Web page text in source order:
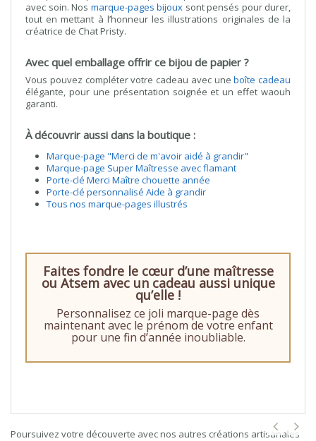
avec soin. Nos marque-pages bijoux sont pensés pour durer,
tout en mettant à l’honneur les illustrations originales de la
créatrice de Chat Pristy.
Avec quel emballage offrir ce bijou de papier ?
Vous pouvez compléter votre cadeau avec uneboîte cadeau
élégante, pour une présentation soignée et un effet waouh
garanti.
À découvrir aussi dans la boutique :
Marque-page "Merci de m'avoir aidé à grandir"
Marque-page Super Maîtresse avec flamant
Porte-clé Merci Maître chouette année
Porte-clé personnalisé Aide à grandir
Tous nos marque-pages illustrés
Faites fondre le cœur d’une maîtresse
ou Atsem avec un cadeau aussi unique
qu’elle !
Personnalisez ce joli marque-page dès
maintenant avec le prénom de votre enfant
pour une fin d’année inoubliable.
Poursuivez votre découverte avec nos autres créations artisanales